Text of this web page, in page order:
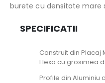
burete cu densitate mare
SPECIFICATII
Construit din
Hexa cu grosimea
Profile din Aluminiu